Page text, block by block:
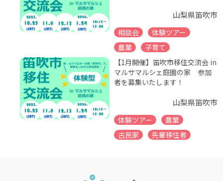
山梨県笛吹市
相談会
体験ツアー
農業
子育て
【1月開催】笛吹市移住交流会 in
マルサマルシェ庭園の家 参加
者を募集いたします！
山梨県笛吹市
体験ツアー
農業
古民家
先輩移住者